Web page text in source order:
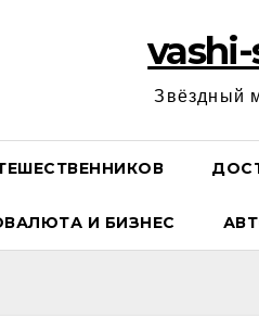
Звёздный
И БИЗНЕС